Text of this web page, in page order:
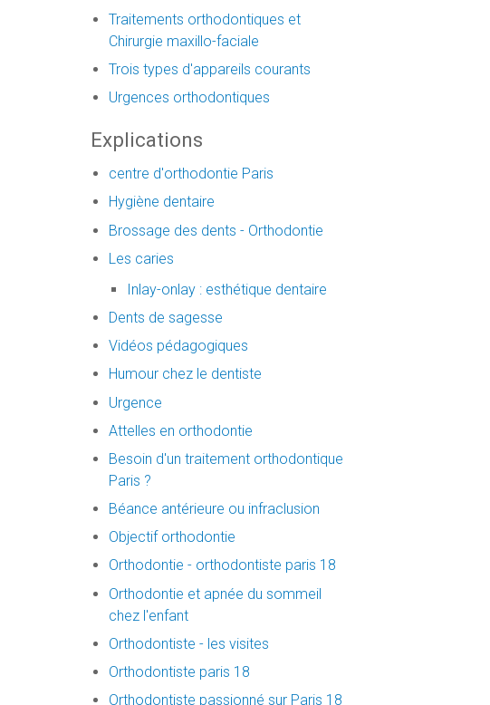
Traitements orthodontiques et
Chirurgie maxillo-faciale
Trois types d'appareils courants
Urgences orthodontiques
Explications
centre d'orthodontie Paris
Hygiène dentaire
Brossage des dents - Orthodontie
Les caries
Inlay-onlay : esthétique dentaire
Dents de sagesse
Vidéos pédagogiques
Humour chez le dentiste
Urgence
Attelles en orthodontie
Besoin d'un traitement orthodontique
Paris ?
Béance antérieure ou infraclusion
Objectif orthodontie
Orthodontie - orthodontiste paris 18
Orthodontie et apnée du sommeil
chez l'enfant
Orthodontiste - les visites
Orthodontiste paris 18
Orthodontiste passionné sur Paris 18